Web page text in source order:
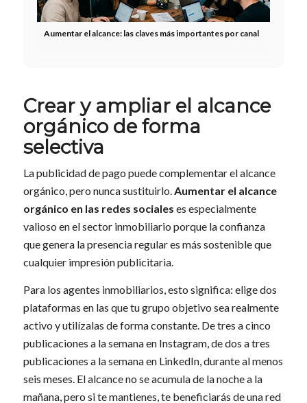
Aumentar el alcance: las claves más importantes por canal
Crear y ampliar el alcance
orgánico de forma
selectiva
La publicidad de pago puede complementar el alcance
orgánico, pero nunca sustituirlo.Aumentar el alcance
orgánico en las redes sociales es especialmente
valioso en el sector inmobiliario porque la confianza
que genera la presencia regular es más sostenible que
cualquier impresión publicitaria.
Para los agentes inmobiliarios, esto significa: elige dos
plataformas en las que tu grupo objetivo sea realmente
activo y utilízalas de forma constante. De tres a cinco
publicaciones a la semana en Instagram, de dos a tres
publicaciones a la semana en LinkedIn, durante al menos
seis meses. El alcance no se acumula de la noche a la
mañana, pero si te mantienes, te beneficiarás de una red